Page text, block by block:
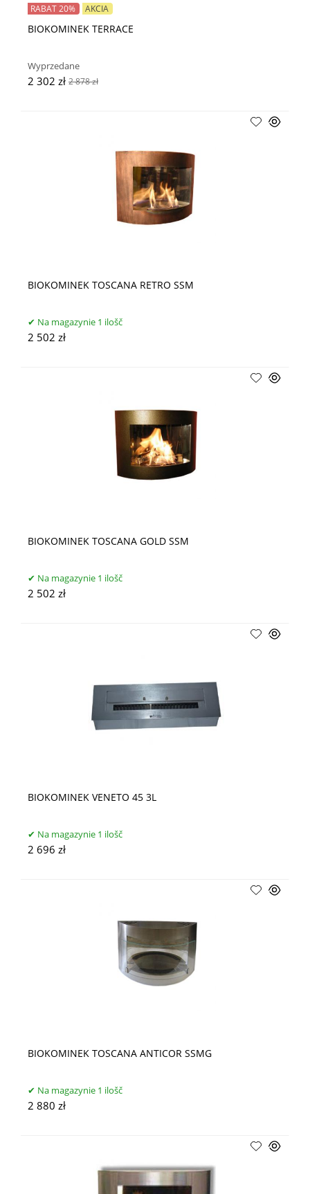
BIOKOMINEK TERRACE
RABAT 20% AKCIA
Wyprzedane
2 302 zł 2 878 zł
BIOKOMINEK TOSCANA RETRO SSM
Na magazynie 1 ilošč
2 502 zł
BIOKOMINEK TOSCANA GOLD SSM
Na magazynie 1 ilošč
2 502 zł
BIOKOMINEK VENETO 45 3L
Na magazynie 1 ilošč
2 696 zł
BIOKOMINEK TOSCANA ANTICOR SSMG
Na magazynie 1 ilošč
2 880 zł